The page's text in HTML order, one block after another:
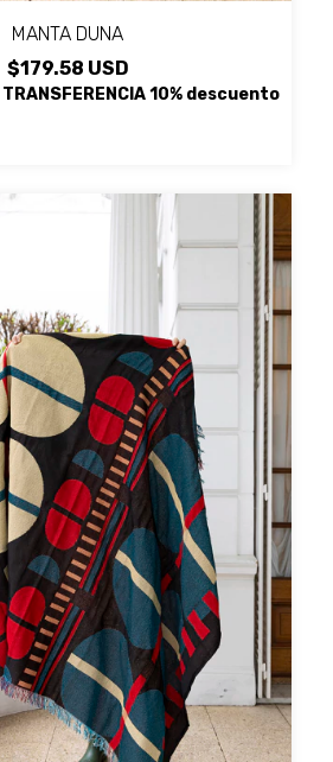
MANTA DUNA
$179.58 USD
TRANSFERENCIA 10% descuento